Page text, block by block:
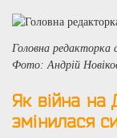
Головна редакторка
Фото: Андрій
Як війна на
змінилася